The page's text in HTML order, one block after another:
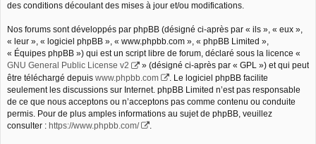
des conditions découlant des mises à jour et/ou modifications.
Nos forums sont développés par phpBB (désigné ci-après par « ils », « eux »,
« leur », « logiciel phpBB », « www.phpbb.com », « phpBB Limited »,
« Équipes phpBB ») qui est un script libre de forum, déclaré sous la licence «
GNU General Public License v2
» (désigné ci-après par « GPL ») et qui peut
être téléchargé depuis www.phpbb.com
. Le logiciel phpBB facilite
seulement les discussions sur Internet. phpBB Limited n’est pas responsable
de ce que nous acceptons ou n’acceptons pas comme contenu ou conduite
permis. Pour de plus amples informations au sujet de phpBB, veuillez
consulter : https://www.phpbb.com/ .